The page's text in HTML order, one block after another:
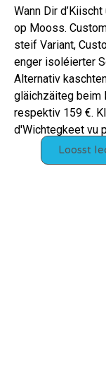
Wann Dir
op Mooss.
steif Variant,
enger isoléierter
Alternativ
gläichzäiteg beim
respektiv 159 €.
d'Wichtegkeet vu
Loosst